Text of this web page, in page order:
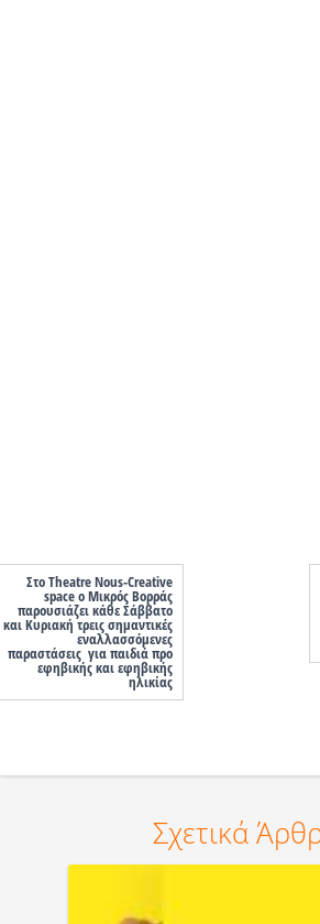
Στο Theatre Nous-Creative
space ο Μικρός Βορράς
παρουσιάζει κάθε Σάββατο
και Κυριακή τρεις σημαντικές
εναλλασσόμενες
παραστάσεις για παιδιά προ
εφηβικής και εφηβικής
ηλικίας
Σχετικά